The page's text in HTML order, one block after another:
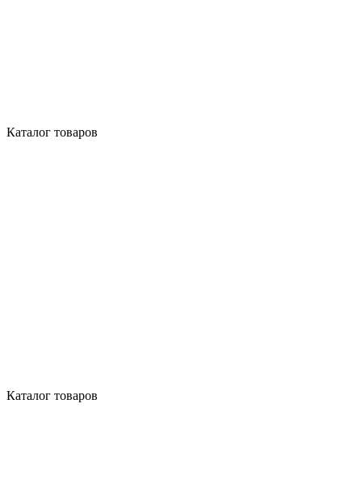
Каталог товаров
Каталог товаров